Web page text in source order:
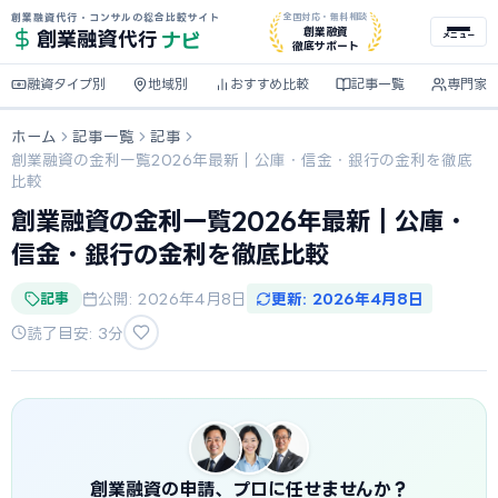
創業融資代行・コンサルの総合比較サイト
創業融資代行 ナビ
全国対応・無料相談
創業融資
徹底サポート
メニュー
融資タイプ別 地域別 おすすめ比較 記事一覧 専門家
ホーム 記事一覧
記事
創業融資の金利一覧2026年最新｜公庫・信金・銀行の金利を徹底
比較
創業融資の金利一覧2026年最新｜公庫・
信金・銀行の金利を徹底比較
記事 公開: 2026年4月8日 更新: 2026年4月8日
読了目安: 3分
創業融資の申請、プロに任せませんか？